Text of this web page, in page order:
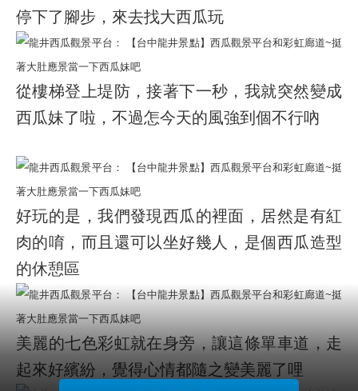
停下了腳步，來去找大西瓜玩
從樓梯登上堤防，接著下一秒，我就突然變成
西瓜妹了啦，不過怎今天的風強到個不行吶
好玩的是，我們發現西瓜的裡面，居然是有紅
肉的唷，而且還可以坐好幾人，是個西瓜造型
的休憩區
美麗的七色彩虹就在身旁，讓這條單車道，走
起來好繽紛，覺得心情都隨之變美麗了哩